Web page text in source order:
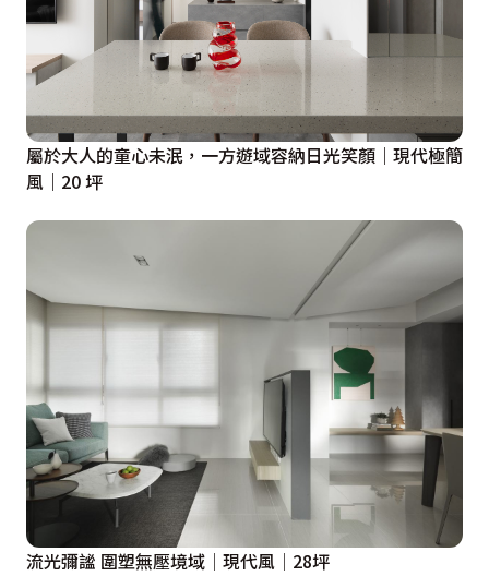
屬於大人的童心未泯，一方遊域容納日光笑顏｜現代極簡
風｜20 坪
流光彌謐 圍塑無壓境域│現代風│28坪